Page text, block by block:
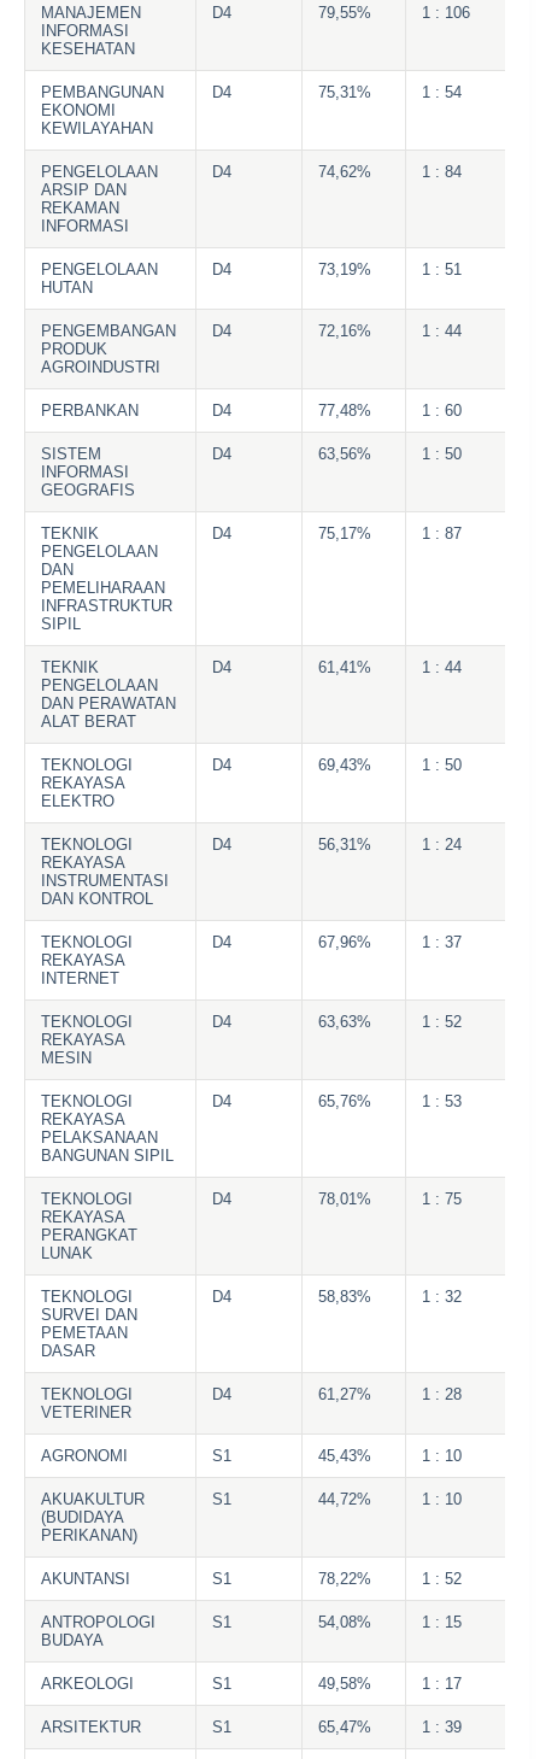
MANAJEMEN
INFORMASI
KESEHATAN
D4 79,55% 1 : 106
PEMBANGUNAN
EKONOMI
KEWILAYAHAN
D4 75,31% 1 : 54
PENGELOLAAN
ARSIP DAN
REKAMAN
INFORMASI
D4 74,62% 1 : 84
PENGELOLAAN
HUTAN
D4 73,19% 1 : 51
PENGEMBANGAN
PRODUK
AGROINDUSTRI
D4 72,16% 1 : 44
PERBANKAN D4 77,48% 1 : 60
SISTEM
INFORMASI
GEOGRAFIS
D4 63,56% 1 : 50
TEKNIK
PENGELOLAAN
DAN
PEMELIHARAAN
INFRASTRUKTUR
SIPIL
D4 75,17% 1 : 87
TEKNIK
PENGELOLAAN
DAN PERAWATAN
ALAT BERAT
D4 61,41% 1 : 44
TEKNOLOGI
REKAYASA
ELEKTRO
D4 69,43% 1 : 50
TEKNOLOGI
REKAYASA
INSTRUMENTASI
DAN KONTROL
D4 56,31% 1 : 24
TEKNOLOGI
REKAYASA
INTERNET
D4 67,96% 1 : 37
TEKNOLOGI
REKAYASA
MESIN
D4 63,63% 1 : 52
TEKNOLOGI
REKAYASA
PELAKSANAAN
BANGUNAN SIPIL
D4 65,76% 1 : 53
TEKNOLOGI
REKAYASA
PERANGKAT
LUNAK
D4 78,01% 1 : 75
TEKNOLOGI
SURVEI DAN
PEMETAAN
DASAR
D4 58,83% 1 : 32
TEKNOLOGI
VETERINER
D4 61,27% 1 : 28
AGRONOMI S1 45,43% 1 : 10
AKUAKULTUR
(BUDIDAYA
PERIKANAN)
S1 44,72% 1 : 10
AKUNTANSI S1 78,22% 1 : 52
ANTROPOLOGI
BUDAYA
S1 54,08% 1 : 15
ARKEOLOGI S1 49,58% 1 : 17
ARSITEKTUR S1 65,47% 1 : 39